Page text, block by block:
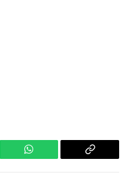
WhatsApp
Copy